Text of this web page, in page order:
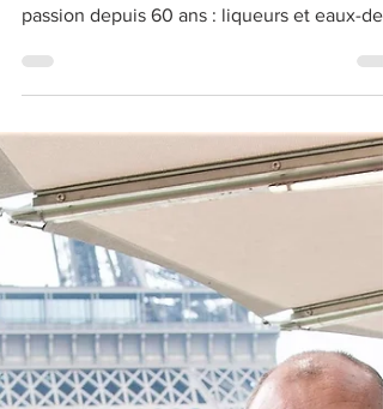
27 août 2021
Manguin en Provence :
la distillerie artisanale
incomparable
Nichée sur l’île de la Barthelasse, en
au coeur de la Provence, Manguin distille sa
passion depuis 60 ans : liqueurs et eaux-de-
vie